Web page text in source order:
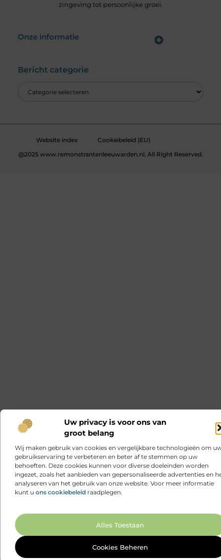
Uw privacy is voor ons van
groot belang
Wij maken gebruik van cookies en vergelijkbare technologieën om
gebruikservaring te verbeteren en beter af te stemmen op uw
behoeften. Deze cookies kunnen voor diverse doeleinden worden
ingezet, zoals het aanbieden van gepersonaliseerde advertenties en
analyseren van het gebruik van onze website. Voor meer informatie
kunt u ons cookiebeleid raadplegen.
Alles Toestaan
Cookies Beheren
zingeving tot persoonlijke groei.
Onze informatie
Bericht categorie
Website index
Cookiebeleid (EU)
@2025 www.remonstrantenleeuwarden.nl. All Right Reserved.